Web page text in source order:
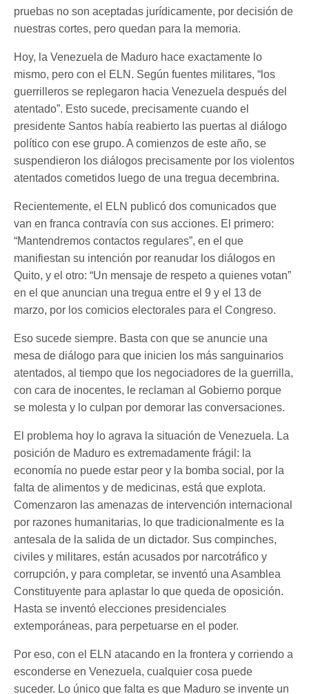
pruebas no son aceptadas jurídicamente, por decisión de
nuestras cortes, pero quedan para la memoria.
Hoy, la Venezuela de Maduro hace exactamente lo
mismo, pero con el ELN. Según fuentes militares, “los
guerrilleros se replegaron hacia Venezuela después del
atentado”. Esto sucede, precisamente cuando el
presidente Santos había reabierto las puertas al diálogo
político con ese grupo. A comienzos de este año, se
suspendieron los diálogos precisamente por los violentos
atentados cometidos luego de una tregua decembrina.
Recientemente, el ELN publicó dos comunicados que
van en franca contravía con sus acciones. El primero:
“Mantendremos contactos regulares”, en el que
manifiestan su intención por reanudar los diálogos en
Quito, y el otro: “Un mensaje de respeto a quienes votan”
en el que anuncian una tregua entre el 9 y el 13 de
marzo, por los comicios electorales para el Congreso.
Eso sucede siempre. Basta con que se anuncie una
mesa de diálogo para que inicien los más sanguinarios
atentados, al tiempo que los negociadores de la guerrilla,
con cara de inocentes, le reclaman al Gobierno porque
se molesta y lo culpan por demorar las conversaciones.
El problema hoy lo agrava la situación de Venezuela. La
posición de Maduro es extremadamente frágil: la
economía no puede estar peor y la bomba social, por la
falta de alimentos y de medicinas, está que explota.
Comenzaron las amenazas de intervención internacional
por razones humanitarias, lo que tradicionalmente es la
antesala de la salida de un dictador. Sus compinches,
civiles y militares, están acusados por narcotráfico y
corrupción, y para completar, se inventó una Asamblea
Constituyente para aplastar lo que queda de oposición.
Hasta se inventó elecciones presidenciales
extemporáneas, para perpetuarse en el poder.
Por eso, con el ELN atacando en la frontera y corriendo a
esconderse en Venezuela, cualquier cosa puede
suceder. Lo único que falta es que Maduro se invente un